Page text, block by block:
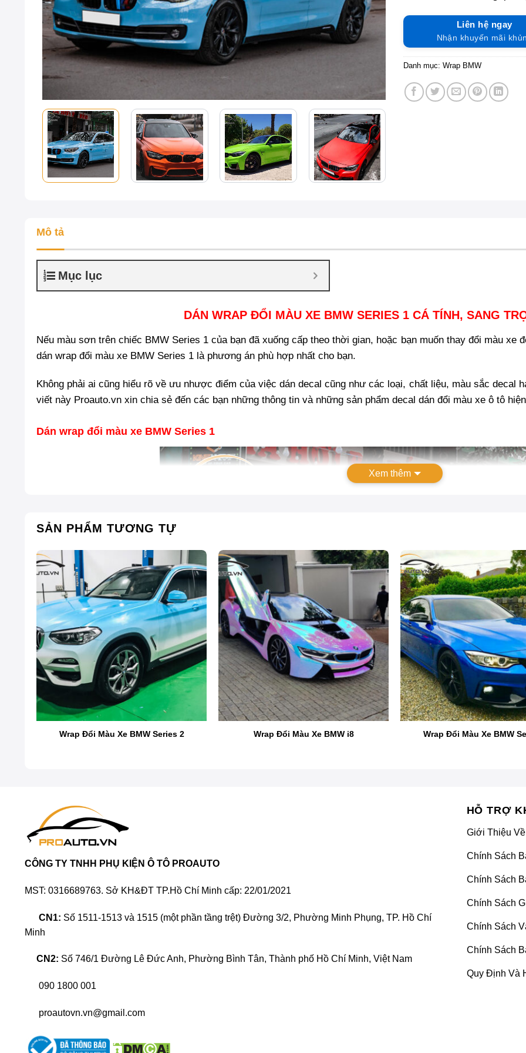
Liên hệ ngay
Nhận khuyến mãi
Danh mục: Wrap BMW
Mô tả
Mục lục
DÁN WRAP ĐỔI MÀU XE BMW SERIES 1 CÁ TÍNH, SANG
Nếu màu sơn trên chiếc BMW Series 1 của bạn đã xuống cấp theo thời gian, hoặc bạn muốn thay đổi màu xe
dán wrap đổi màu xe BMW Series 1 là phương án phù hợp nhất cho bạn.
Không phải ai cũng hiểu rõ về ưu nhược điểm của việc dán decal cũng như các loại, chất liệu, màu sắc decal
viết này Proauto.vn xin chia sẻ đến các bạn những thông tin và những sản phẩm decal dán đổi màu xe ô tô
Dán wrap đổi màu xe BMW Series 1
Làm đẹp xe ô tô có nghĩa là giữ cho xe có một vẻ ngoài sáng bóng, hoàn hảo. Tuy nhiên, với điều kiện khí
trời, bụi bẩn và muối biển khi đi du lịch có thể khiến diện mạo “xế yêu” của bạn xuống cấp trầm trọng. Vậy
Dán wrap đổi màu xe BMW Series 1 là phương pháp dán (bọc) toàn bộ phần vỏ ngoài xe bằng chất liệu
wrap giúp làm đẹp xe và bảo vệ lớp sơn gốc của xe được nguyên vẹn.
Đây là phương pháp vừa dễ dàng thi công, vừa tiết kiệm chi phí, lại dễ dàng tháo bỏ lớp decal nên rất được
Ưu điểm của wrap đổi màu xe
Xem thêm
SẢN PHẨM TƯƠNG TỰ
Wrap Đổi Màu Xe BMW Series 2 Wrap Đổi Màu Xe BMW i8 Wrap Đổi Màu Xe BMW
CÔNG TY TNHH PHỤ KIỆN Ô TÔ PROAUTO
MST: 0316689763. Sở KH&ĐT TP.Hồ Chí Minh cấp: 22/01/2021
CN1: Số 1511-1513 và 1515 (một phần tầng trệt) Đường 3/2, Phường Minh Phụng, TP. Hồ Chí
Minh
CN2: Số 746/1 Đường Lê Đức Anh, Phường Bình Tân, Thành phố Hồ Chí Minh, Việt Nam
090 1800 001
proautovn.vn@gmail.com
HỖ TRỢ
Giới Thiệu
Chính Sách
Chính Sách
Chính Sách
Chính Sách
Chính Sách
Quy Định Và